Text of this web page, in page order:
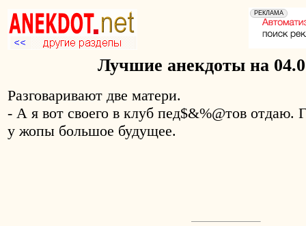
Лучшие анекдоты на
Разговаривают две матери.
- А я вот своего в клуб пед$&%@тов отдаю.
у жопы большое будущее.